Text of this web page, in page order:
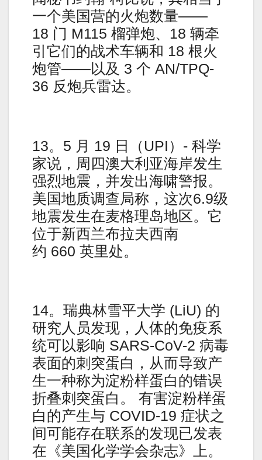
一个美国营的火炮数量——
18 门 M115 榴弹炮、18 辆牵
引它们的战术车辆和 18 根火
炮管——以及 3 个 AN/TPQ-
36 反炮兵雷达。
13。5 月 19 日（UPI）- 科学
家说，周四澳大利亚海岸发生
强烈地震，并发出海啸警报。
美国地质调查局称，这次6.9级
地震发生在麦格理岛地区。它
位于新西兰布拉夫西南
约 660 英里处。
14。瑞典林雪平大学 (LiU) 的
研究人员发现，人体的免疫系
统可以影响 SARS-CoV-2 病毒
表面的刺突蛋白，从而导致产
生一种称为淀粉样蛋白的错误
折叠刺突蛋白。 有害淀粉样蛋
白的产生与 COVID-19 症状之
间可能存在联系的发现已发表
在《美国化学学会杂志》上。